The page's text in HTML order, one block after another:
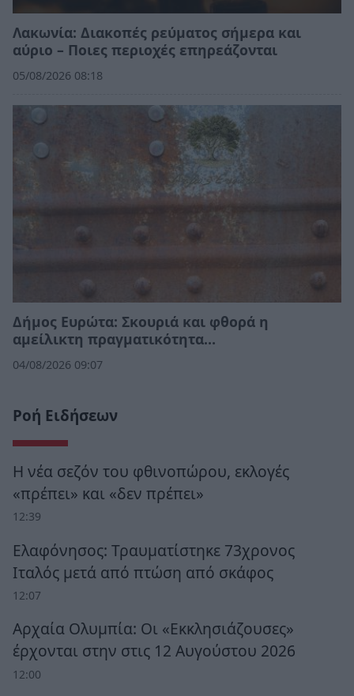
Λακωνία: Διακοπές ρεύματος σήμερα και
αύριο – Ποιες περιοχές επηρεάζονται
05/08/2026 08:18
Δήμος Ευρώτα: Σκουριά και φθορά η
αμείλικτη πραγματικότητα…
04/08/2026 09:07
Ροή Ειδήσεων
Η νέα σεζόν του φθινοπώρου, εκλογές
«πρέπει» και «δεν πρέπει»
12:39
Ελαφόνησος: Τραυματίστηκε 73χρονος
Ιταλός μετά από πτώση από σκάφος
12:07
Αρχαία Ολυμπία: Οι «Εκκλησιάζουσες»
έρχονται στην στις 12 Αυγούστου 2026
12:00